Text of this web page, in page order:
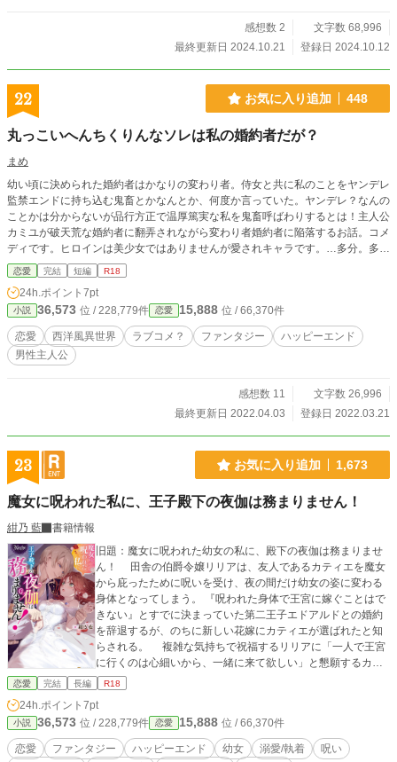
感想数 2
文字数 68,996
最終更新日 2024.10.21
登録日 2024.10.12
22 お気に入り追加 448
丸っこいへんちくりんなソレは私の婚約者だが？
まめ
幼い頃に決められた婚約者はかなりの変わり者。侍女と共に私のことをヤンデレ
監禁エンドに持ち込む鬼畜とかなんとか、何度か言っていた。ヤンデレ？なんの
ことかは分からないが品行方正で温厚篤実な私を鬼畜呼ばわりするとは！主人公
カミユが破天荒な婚約者に翻弄されながら変わり者婚約者に陥落するお話。コメ
ディです。ヒロインは美少女ではありませんが愛されキャラです。…多分。多分
恋愛 完結 短編 R18
24h.ポイント 7pt
小説 36,573 位 / 228,779件 恋愛 15,888 位 / 66,370件
恋愛 西洋風異世界 ラブコメ？ ファンタジー
ハッピーエンド
男性主人公
感想数 11
文字数 26,996
最終更新日 2022.04.03
登録日 2022.03.21
23 お気に入り追加 1,673
魔女に呪われた私に、王子殿下の夜伽は務まりません！
紺乃 藍
書籍情報
旧題：魔女に呪われた幼女の私に、殿下の夜伽は務まりませ
ん！ 田舎の伯爵令嬢リリアは、友人であるカティエを魔女
から庇ったために呪いを受け、夜の間だけ幼女の姿に変わる
身体となってしまう。 『呪われた身体で王宮に嫁ぐことはで
きない』とすでに決まっていた第二王子エドアルドとの婚約
を辞退するが、のちに新しい花嫁にカティエが選ばれたと知
らされる。 複雑な気持ちで祝福するリリアに「一人で王宮
に行くのは心細いから、一緒に来て欲しい」と懇願するカテ
ィエ。大切な友人のため、リリアも名前と身分を隠して王宮
助長する意図はございません。またそういった表現・描写も
ございません。 ※ 2021.8.18.にノーチェブックス（アルファ
ポリス）より書籍化いたしました。応援して下さった皆さ
ま、本当にありがとうございました✩.*˚
恋愛 完結 長編 R18
24h.ポイント 7pt
小説 36,573 位 / 228,779件 恋愛 15,888 位 / 66,370件
恋愛 ファンタジー ハッピーエンド 幼女 溺愛/執着
呪い